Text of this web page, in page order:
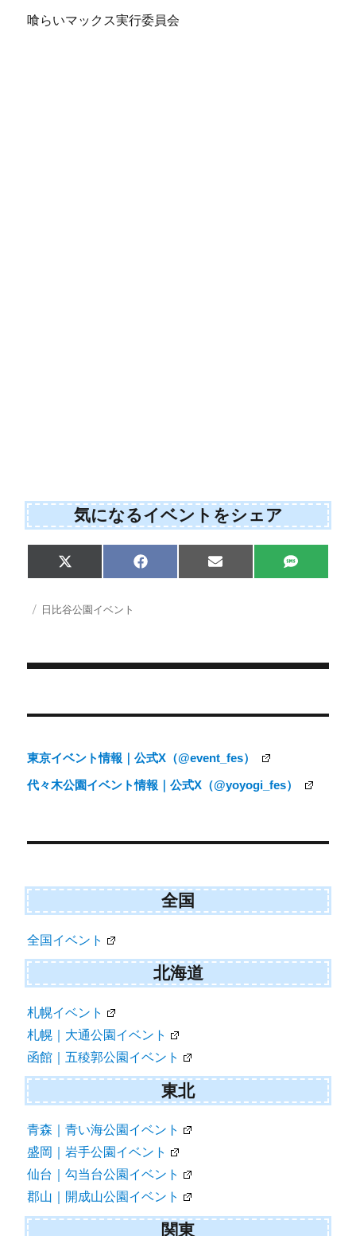
喰らいマックス実行委員会
気になるイベントをシェア
Share
on
X
(
w
i
r
Share
on
F
a
Share
on
E
m
Share
on
S
M
投 カ
日比谷公園イベント
稿
ビ
ゲ
シ
ン
東京イベント情報｜公式X（@event_fes）
代々木公園イベント情報｜公式X（@yoyogi_fes）
全国
全国イベント
北海道
札幌イベント
札幌｜大通公園イベント
函館｜五稜郭公園イベント
東北
青森｜青い海公園イベント
盛岡｜岩手公園イベント
仙台｜勾当台公園イベント
郡山｜開成山公園イベント
関東